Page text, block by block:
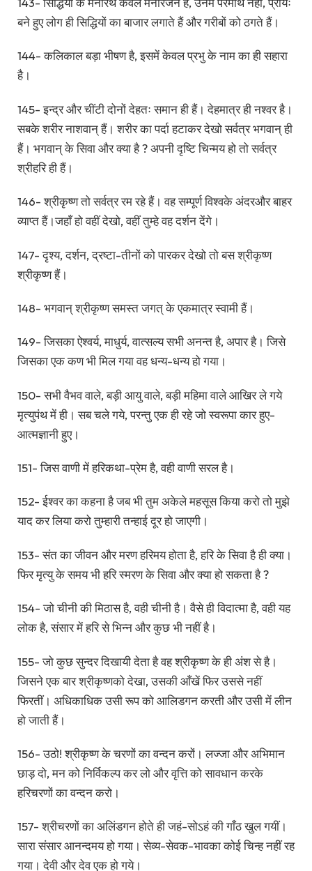
बने हुए लोग ही सिद्धियों का बाजार लगाते हैं और गरीबों को ठगते हैं।
144- कलिकाल बड़ा भीषण है, इसमें केवल प्रभु के नाम का ही सहारा
है।
145- इन्द्र और चींटी दोनों देहतः समान ही हैं। देहमात्र ही नश्वर है।
सबके शरीर नाशवान् हैं। शरीर का पर्दा हटाकर देखो सर्वत्र भगवान् ही
हैं। भगवान् के सिवा और क्या है ? अपनी दृष्टि चिन्मय हो तो सर्वत्र
श्रीहरि ही हैं।
146- श्रीकृष्ण तो सर्वत्र रम रहे हैं। वह सम्पूर्ण विश्वके अंदरऔर बाहर
व्याप्त हैं।जहाँ हो वहीं देखो, वहीं तुम्हे वह दर्शन देंगे।
147- दृश्य, दर्शन, द्रष्टा-तीनों को पारकर देखो तो बस श्रीकृष्ण
श्रीकृष्ण हैं।
148- भगवान् श्रीकृष्ण समस्त जगत् के एकमात्र स्वामी हैं।
149- जिसका ऐश्वर्य, माधुर्य, वात्सल्य सभी अनन्त है, अपार है। जिसे
जिसका एक कण भी मिल गया वह धन्य-धन्य हो गया।
150- सभी वैभव वाले, बड़ी आयु वाले, बड़ी महिमा वाले आखिर ले गये
मृत्युपंथ में ही। सब चले गये, परन्तु एक ही रहे जो स्वरूपा कार हुए-
आत्मज्ञानी हुए।
151- जिस वाणी में हरिकथा-प्रेम है, वही वाणी सरल है।
152- ईश्वर का कहना है जब भी तुम अकेले महसूस किया करो तो मुझे
याद कर लिया करो तुम्हारी तन्हाई दूर हो जाएगी।
153- संत का जीवन और मरण हरिमय होता है, हरि के सिवा है ही क्या।
फिर मृत्यु के समय भी हरि स्मरण के सिवा और क्या हो सकता है ?
154- जो चीनी की मिठास है, वही चीनी है। वैसे ही विदात्मा है, वही यह
लोक है, संसार में हरि से भिन्न और कुछ भी नहीं है।
155- जो कुछ सुन्दर दिखायी देता है वह श्रीकृष्ण के ही अंश से है।
जिसने एक बार श्रीकृष्णको देखा, उसकी आँखें फिर उससे नहीं
फिरतीं। अधिकाधिक उसी रूप को आलिडगन करती और उसी में लीन
हो जाती हैं।
156- उठो! श्रीकृष्ण के चरणों का वन्दन करों। लज्जा और अभिमान
छाड़ दो, मन को निर्विकल्प कर लो और वृत्ति को सावधान करके
हरिचरणों का वन्दन करो।
157- श्रीचरणों का अलिंडगन होते ही जहं-सोऽहं की गाँठ खुल गयीं।
सारा संसार आनन्दमय हो गया। सेव्य-सेवक-भावका कोई चिन्ह नहीं रह
गया। देवी और देव एक हो गये।